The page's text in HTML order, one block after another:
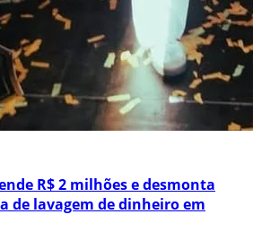
R$ 2 milhões e desmonta
de lavagem de dinheiro em